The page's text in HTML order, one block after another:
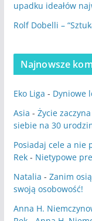
upadku ideałów
Rolf Dobelli –
Najnowsze
Eko Liga - Dyniowe
Asia - Życie
siebie na 30
Posiadaj cele a nie
Rek- Nietypowe
Natalia - Zanim
swoją osobowość!
Anna H.